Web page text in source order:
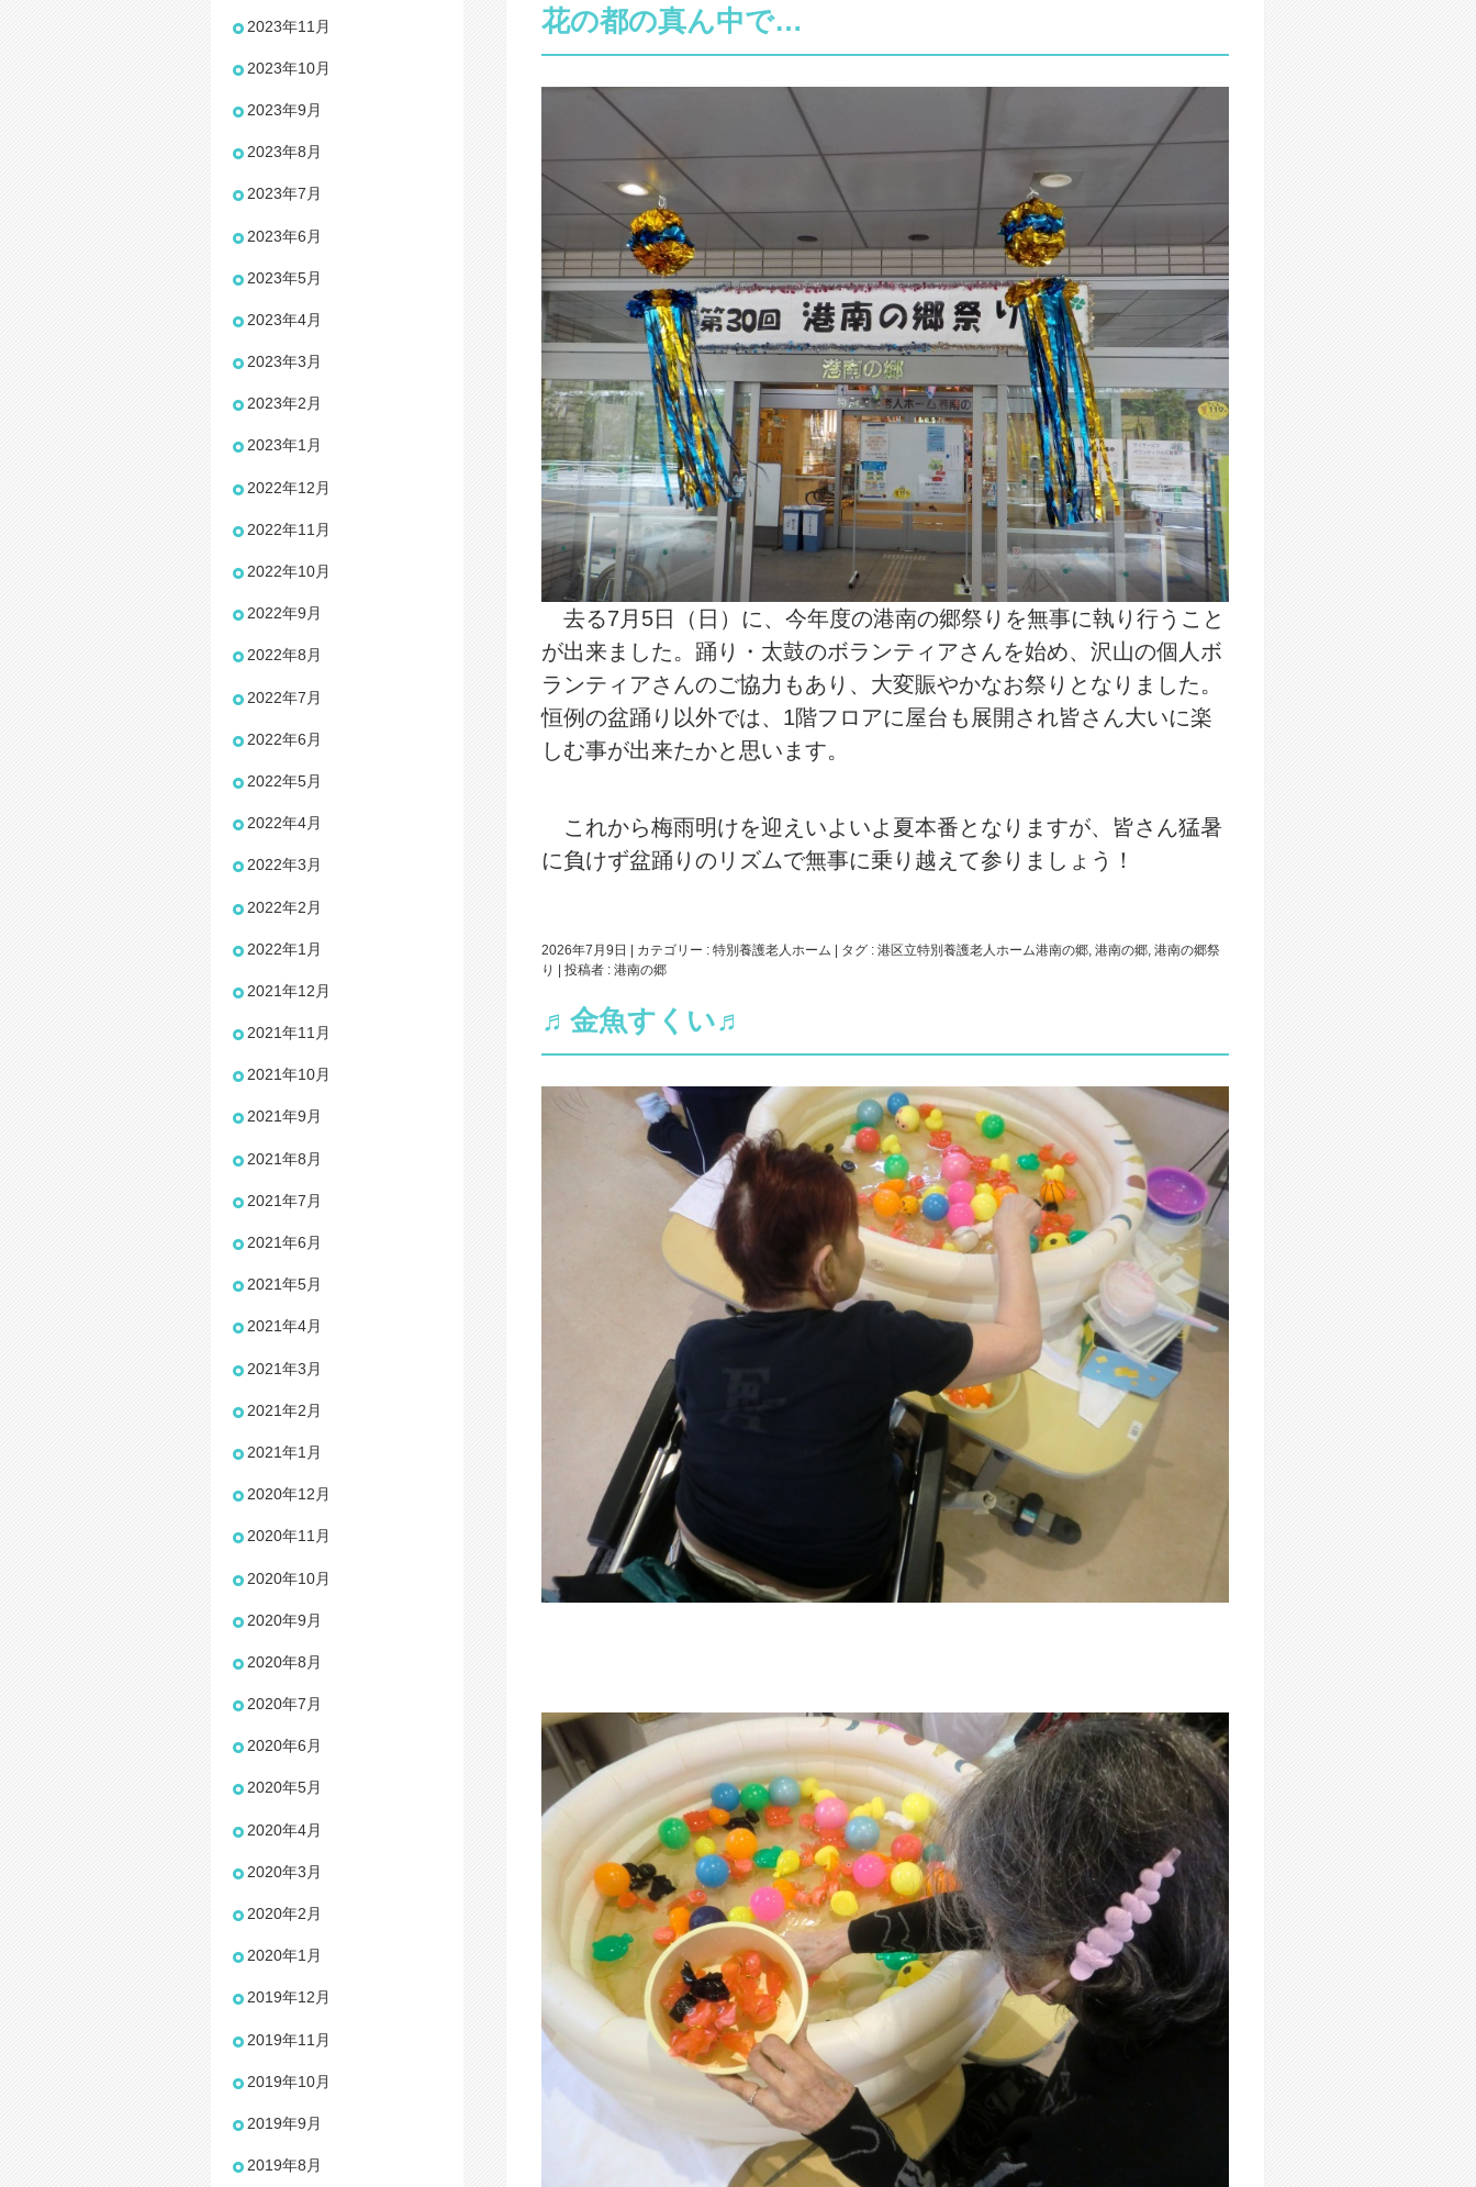
花の都の真ん中で…
去る7月5日（日）に、今年度の港南の郷祭りを無事に執り行うこと
が出来ました。踊り・太鼓のボランティアさんを始め、沢山の個人ボ
ランティアさんのご協力もあり、大変賑やかなお祭りとなりました。
恒例の盆踊り以外では、1階フロアに屋台も展開され皆さん大いに楽
しむ事が出来たかと思います。
これから梅雨明けを迎えいよいよ夏本番となりますが、皆さん猛暑
に負けず盆踊りのリズムで無事に乗り越えて参りましょう！
2026年7月9日 カテゴリー : 特別養護老人ホーム タグ : 港区立特別養護老人ホーム港南の郷, 港南の郷, 港南の郷祭
り
投稿者 : 港南の郷
♬金魚すくい♬
2023年11月
2023年10月
2023年9月
2023年8月
2023年7月
2023年6月
2023年5月
2023年4月
2023年3月
2023年2月
2023年1月
2022年12月
2022年11月
2022年10月
2022年9月
2022年8月
2022年7月
2022年6月
2022年5月
2022年4月
2022年3月
2022年2月
2022年1月
2021年12月
2021年11月
2021年10月
2021年9月
2021年8月
2021年7月
2021年6月
2021年5月
2021年4月
2021年3月
2021年2月
2021年1月
2020年12月
2020年11月
2020年10月
2020年9月
2020年8月
2020年7月
2020年6月
2020年5月
2020年4月
2020年3月
2020年2月
2020年1月
2019年12月
2019年11月
2019年10月
2019年9月
2019年8月